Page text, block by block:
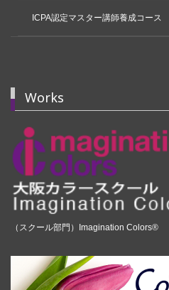
ICPA認定マスター講師養成コース
Works
（スクール部門）Imagination Colors®